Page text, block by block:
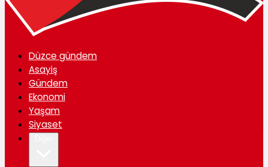
Düzce gündem
Asayiş
Gündem
Ekonomi
Yaşam
Siyaset